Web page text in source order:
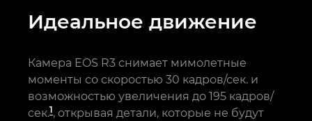
Идеальное движение
Камера EOS R3 снимает мимолетные
моменты со скоростью 30 кадров/сек. и
возможностью увеличения до 195 кадров/
сек.1, открывая детали, которые не будут